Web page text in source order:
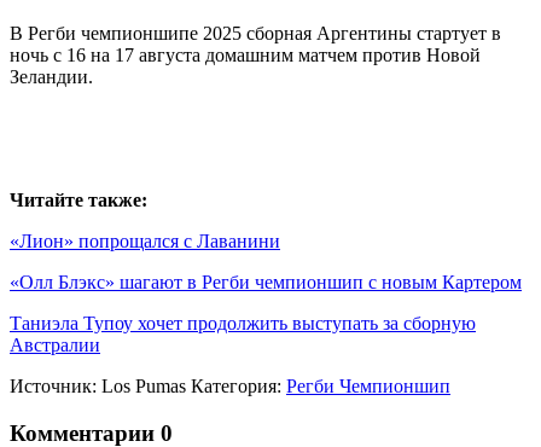
В Регби чемпионшипе 2025 сборная Аргентины стартует в
ночь с 16 на 17 августа домашним матчем против Новой
Зеландии.
Читайте также:
«Лион» попрощался с Лаванини
«Олл Блэкс» шагают в Регби чемпионшип с новым Картером
Таниэла Тупоу хочет продолжить выступать за сборную
Австралии
Источник: Los Pumas Категория: Регби Чемпионшип
Комментарии 0